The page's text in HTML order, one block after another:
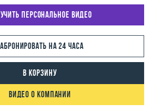
персональное видео
на 24 часа
В корзину
Видео о компании